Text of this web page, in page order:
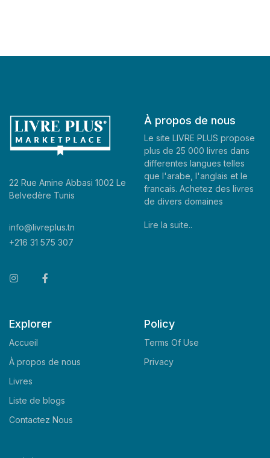
22 Rue Amine Abbasi 1002 Le
Belvedère Tunis
info@livreplus.tn
+216 31 575 307
À propos de nous
Le site LIVRE PLUS propose
plus de 25 000 livres dans
differentes langues telles
que l'arabe, l'anglais et le
francais. Achetez des livres
de divers domaines
Lire la suite..
Explorer
Accueil
À propos de nous
Livres
Liste de blogs
Contactez Nous
Policy
Terms Of Use
Privacy